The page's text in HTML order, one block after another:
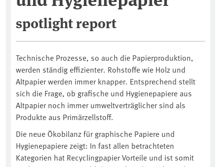
spotlight report
Technische Prozesse, so auch die Papierproduktion,
werden ständig effizienter. Rohstoffe wie Holz und
Altpapier werden immer knapper. Entsprechend stellt
sich die Frage, ob grafische und Hygienepapiere aus
Altpapier noch immer umweltverträglicher sind als
Produkte aus Primärzellstoff.
Die neue Ökobilanz für graphische Papiere und
Hygienepapiere zeigt: In fast allen betrachteten
Kategorien hat Recyclingpapier Vorteile und ist somit